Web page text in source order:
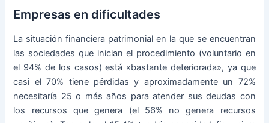
Empresas en dificultades
La situación financiera patrimonial en la que se encuentran
las sociedades que inician el procedimiento (voluntario en
el 94% de los casos) está «bastante deteriorada», ya que
casi el 70% tiene pérdidas y aproximadamente un 72%
necesitaría 25 o más años para atender sus deudas con
los recursos que genera (el 56% no genera recursos